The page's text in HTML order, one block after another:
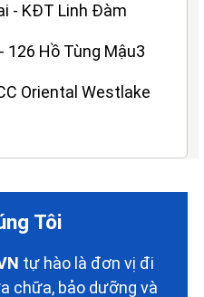
- KĐT Linh Đàm
126 Hồ Tùng Mậu3
Oriental Westlake
Tôi
tự hào là đơn vị đi
chữa, bảo dưỡng và